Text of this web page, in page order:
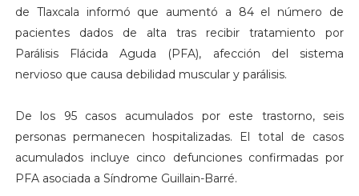
de Tlaxcala informó que aumentó a 84 el número de
pacientes dados de alta tras recibir tratamiento por
Parálisis Flácida Aguda (PFA), afección del sistema
nervioso que causa debilidad muscular y parálisis.
De los 95 casos acumulados por este trastorno, seis
personas permanecen hospitalizadas. El total de casos
acumulados incluye cinco defunciones confirmadas por
PFA asociada a Síndrome Guillain-Barré.